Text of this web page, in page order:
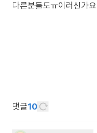
다른분들도ㅠ이러신가요
댓글10